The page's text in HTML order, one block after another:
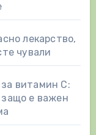
лекарство,
чували
витамин С:
е важен